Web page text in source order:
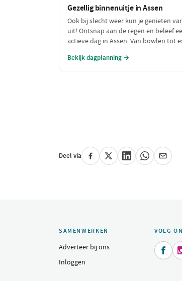
Gezellig binnenuitje in Assen
Ook bij slecht weer kun je genieten
uit! Ontsnap aan de regen en beleef
actieve dag in Assen. Van bowlen tot
doorbreken.
Bekijk dagplanning →
Deel via
SAMENWERKEN
Adverteer bij ons
Inloggen
VOLG
